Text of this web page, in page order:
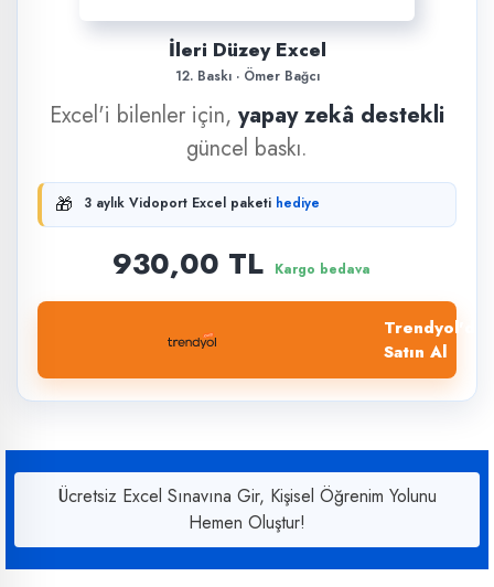
İleri Düzey Excel
12. Baskı · Ömer Bağcı
Excel'i bilenler için, yapay zekâ destekli
güncel baskı.
🎁 3 aylık Vidoport Excel paketi hediye
930,00 TL Kargo bedava
Trendyol'dan
Satın Al
Ücretsiz Excel Sınavına Gir, Kişisel Öğrenim Yolunu
Hemen Oluştur!